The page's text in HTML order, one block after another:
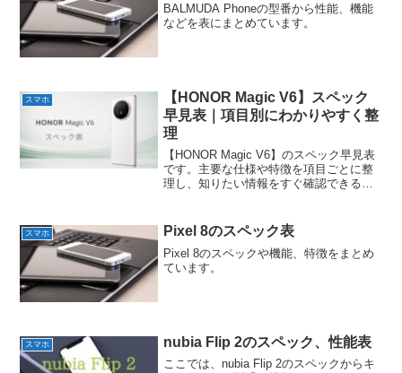
BALMUDA Phoneの型番から性能、機能
などを表にまとめています。
スマホ
【HONOR Magic V6】スペック
早見表｜項目別にわかりやすく整
理
【HONOR Magic V6】のスペック早見表
です。主要な仕様や特徴を項目ごとに整
理し、知りたい情報をすぐ確認できるよ
スマホ Pixel 8のスペック表
Pixel 8のスペックや機能、特徴をまとめ
ています。
スマホ nubia Flip 2のスペック、性能表
ここでは、nubia Flip 2のスペックからキ